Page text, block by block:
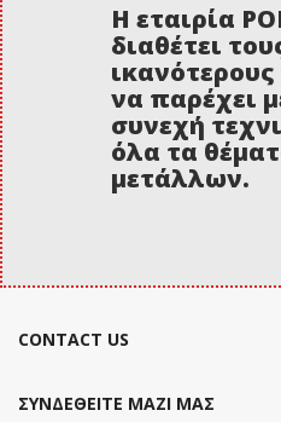
Η εταιρία
διαθέτει
να παρέχει
συνεχή
όλα τα
μετάλλων.
CONTACT US
ΣΥΝΔΕΘΕΙΤΕ ΜΑΖΙ ΜΑΣ